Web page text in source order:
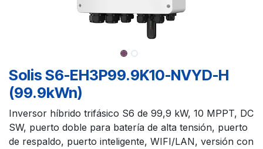
Solis S6-EH3P99.9K10-NVYD-H
(99.9kWn)
Inversor híbrido trifásico S6 de 99,9 kW, 10 MPPT, DC
SW, puerto doble para batería de alta tensión, puerto
de respaldo, puerto inteligente, WIFI/LAN, versión con